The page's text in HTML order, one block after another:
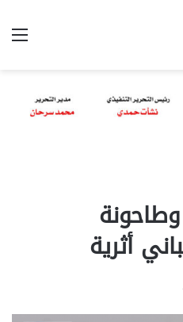
4 مباني أثرية